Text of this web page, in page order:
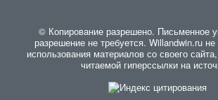
© Копирование разрешено. Письменное
разрешение не требуется. Willandwin.ru
использования материалов со своего
читаемой гиперссылки на